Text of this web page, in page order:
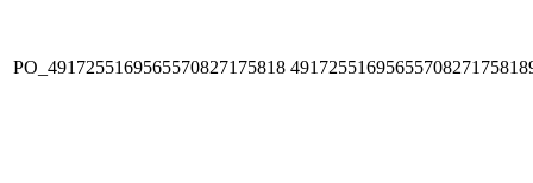
PO_4917255169565570827175818